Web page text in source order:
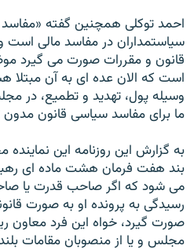
احمد توكلى همچنين گفته
سياستمداران در مفاسد مالى
قانون و مقررات صورت مى گيرد
است كه الان عده اى به آن مبتلا
وسيله پول، تهديد و تطميع، در
ما براى مفاسد سياسى قانون مدون
به گزارش اين روزنامه اين
بند هفت فرمان هشت ماده اى
مى شود كه اگر صاحب قدرت يا
رسيدگى به پرونده او به صورت
صورت گيرد، خواه اين فرد معاون
مجلس و يا از منصوبان مقامات